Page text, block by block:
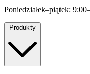
Poniedziałek–piątek:
Produkty